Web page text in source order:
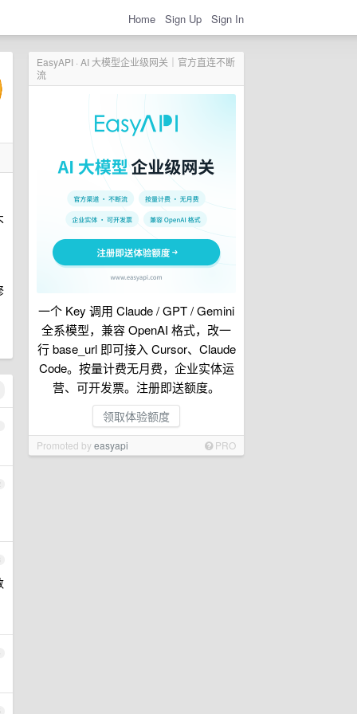
Home Sign Up Sign In
EasyAPI · AI 大模型企业级网关｜官方直连不断
流
一个 Key 调用 Claude / GPT / Gemini
全系模型，兼容 OpenAI 格式，改一
行 base_url 即可接入 Cursor、Claude
Code。按量计费无月费，企业实体运
营、可开发票。注册即送额度。
领取体验额度
Promoted byeasyapi PRO